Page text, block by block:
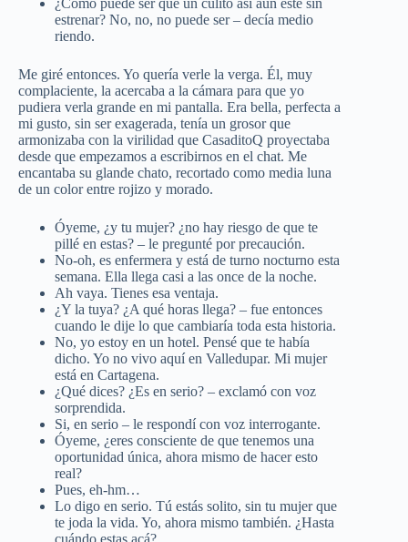
¿Cómo puede ser que un culito así aun esté sin
estrenar? No, no, no puede ser – decía medio
riendo.
Me giré entonces. Yo quería verle la verga. Él, muy
complaciente, la acercaba a la cámara para que yo
pudiera verla grande en mi pantalla. Era bella, perfecta a
mi gusto, sin ser exagerada, tenía un grosor que
armonizaba con la virilidad que CasaditoQ proyectaba
desde que empezamos a escribirnos en el chat. Me
encantaba su glande chato, recortado como media luna
de un color entre rojizo y morado.
Óyeme, ¿y tu mujer? ¿no hay riesgo de que te
pillé en estas? – le pregunté por precaución.
No-oh, es enfermera y está de turno nocturno esta
semana. Ella llega casi a las once de la noche.
Ah vaya. Tienes esa ventaja.
¿Y la tuya? ¿A qué horas llega? – fue entonces
cuando le dije lo que cambiaría toda esta historia.
No, yo estoy en un hotel. Pensé que te había
dicho. Yo no vivo aquí en Valledupar. Mi mujer
está en Cartagena.
¿Qué dices? ¿Es en serio? – exclamó con voz
sorprendida.
Si, en serio – le respondí con voz interrogante.
Óyeme, ¿eres consciente de que tenemos una
oportunidad única, ahora mismo de hacer esto
real?
Pues, eh-hm…
Lo digo en serio. Tú estás solito, sin tu mujer que
te joda la vida. Yo, ahora mismo también. ¿Hasta